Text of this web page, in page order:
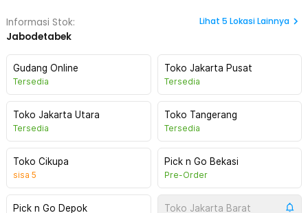
Informasi Stok:
Jabodetabek
Lihat 5 Lokasi Lainnya
Gudang Online
Tersedia
Toko Jakarta Pusat
Tersedia
Toko Jakarta Utara
Tersedia
Toko Tangerang
Tersedia
Toko Cikupa
sisa 5
Pick n Go Bekasi
Pre-Order
Pick n Go Depok Toko Jakarta Barat